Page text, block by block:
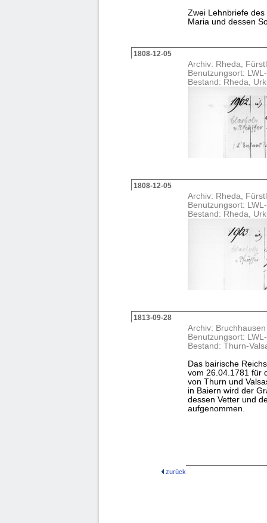
Zwei Lehnbriefe
Maria und dessen
1808-12-05
Archiv: Rheda,
Benutzungsort:
Bestand: Rheda,
1808-12-05
Archiv: Rheda,
Benutzungsort:
Bestand: Rheda,
1813-09-28
Archiv: Bruchhausen
Benutzungsort:
Bestand: Thurn-
Das bairische
vom 26.04.1781 für
von Thurn und
in Baiern wird der
dessen Vetter und
aufgenommen.
zurück